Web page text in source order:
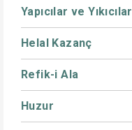
Yapıcılar ve Yıkıcılar
Helal Kazanç
Refik-i Ala
Huzur